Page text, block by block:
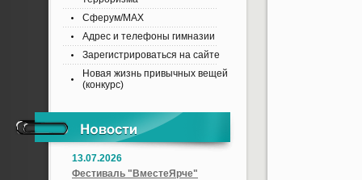
Сферум/MAX
Адрес и телефоны гимназии
Зарегистрироваться на сайте
Новая жизнь привычных вещей
(конкурс)
13.07.2026
Фестиваль "ВместеЯрче"